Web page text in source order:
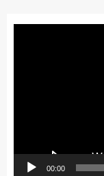
00:00